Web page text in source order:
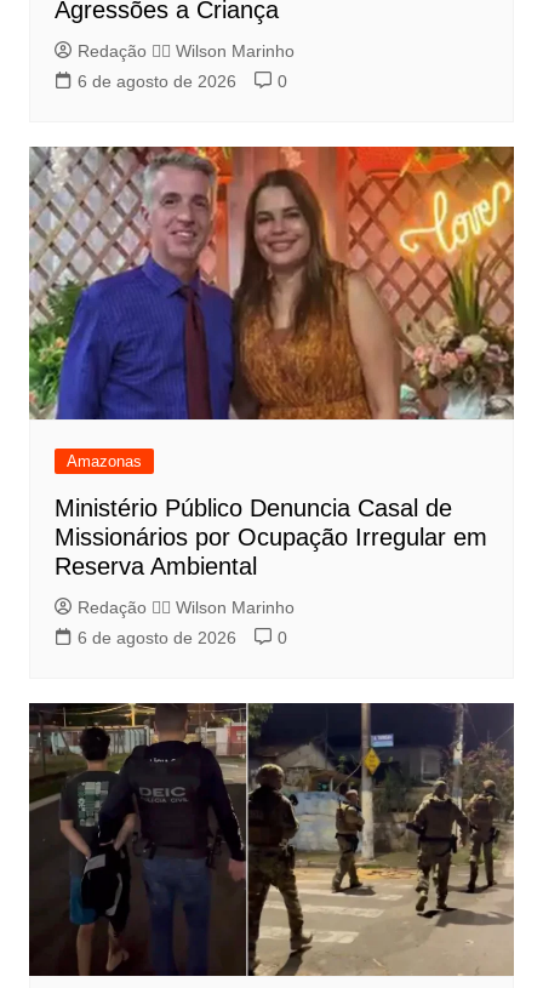
Agressões a Criança
Redação 👨‍⚖️​ Wilson Marinho
6 de agosto de 2026
0
Amazonas
Ministério Público Denuncia Casal de
Missionários por Ocupação Irregular em
Reserva Ambiental
Redação 👨‍⚖️​ Wilson Marinho
6 de agosto de 2026
0